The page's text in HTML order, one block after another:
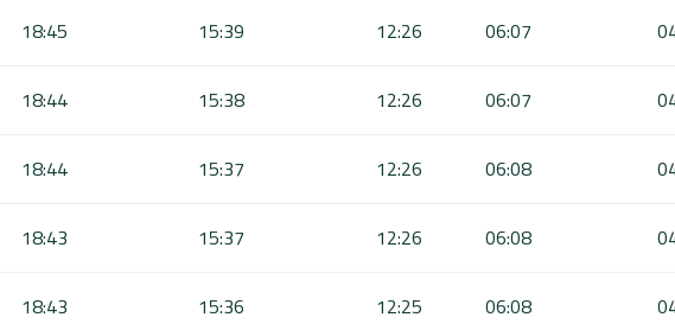
06:07
12:26
15:39
18:45
06:07
12:26
15:38
18:44
06:08
12:26
15:37
18:44
06:08
12:26
15:37
18:43
06:08
12:25
15:36
18:43